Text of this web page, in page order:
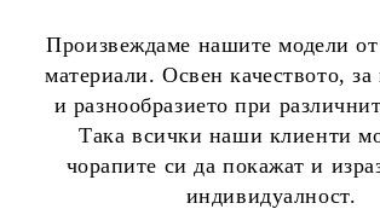
Произвеждаме нашите модели от
материали. Освен качеството,
и разнообразието при
Така всички наши клиенти
чорапите си да покажат и
индивидуалност.